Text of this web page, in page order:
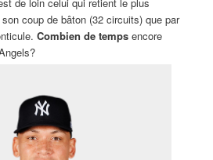
coup de bâton (32 circuits) que par
Combien de tempsencore